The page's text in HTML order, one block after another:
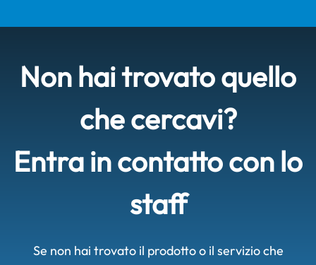
Non hai trovato quello
che cercavi?
Entra in contatto con lo
staff
Se non hai trovato il prodotto o il servizio che